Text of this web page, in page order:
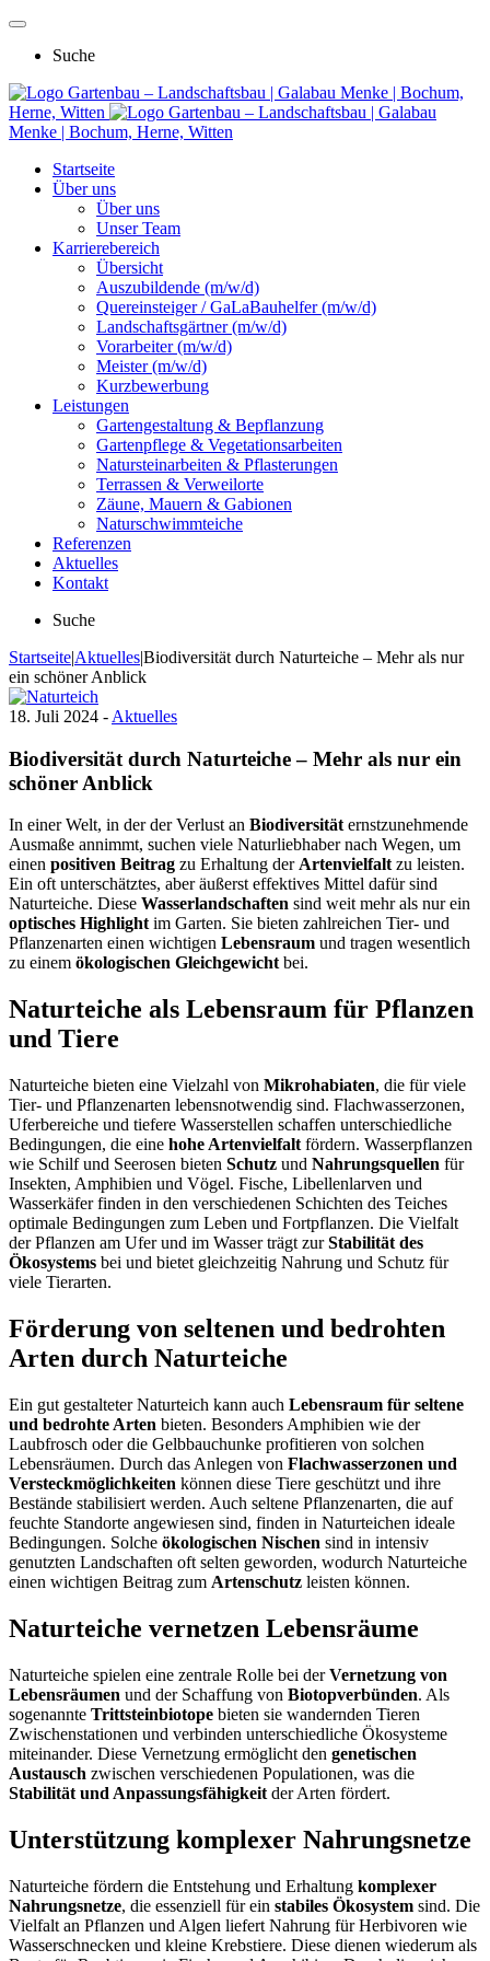
Suche
Gartenbau – Landschaftsbau | Galabau Menke | Bochum,
Herne, Witten
Gartenbau – Landschaftsbau | Galabau
Menke | Bochum, Herne, Witten
Startseite
Über uns
Über uns
Unser Team
Karrierebereich
Übersicht
Auszubildende (m/w/d)
Quereinsteiger / GaLaBauhelfer (m/w/d)
Landschaftsgärtner (m/w/d)
Vorarbeiter (m/w/d)
Meister (m/w/d)
Kurzbewerbung
Leistungen
Gartengestaltung & Bepflanzung
Gartenpflege & Vegetationsarbeiten
Natursteinarbeiten & Pflasterungen
Terrassen & Verweilorte
Zäune, Mauern & Gabionen
Naturschwimmteiche
Referenzen
Aktuelles
Kontakt
Suche
Startseite|Aktuelles|Biodiversität durch Naturteiche – Mehr als nur
ein schöner Anblick
18. Juli 2024 - Aktuelles
Biodiversität durch Naturteiche – Mehr als nur ein
schöner Anblick
In einer Welt, in der der Verlust an Biodiversitäternstzunehmende
Ausmaße annimmt, suchen viele Naturliebhaber nach Wegen, um
einen positiven Beitrag zu Erhaltung derArtenvielfaltzu leisten.
Ein oft unterschätztes, aber äußerst effektives Mittel dafür sind
Naturteiche. Diese Wasserlandschaften sind weit mehr als nur ein
optisches Highlightim Garten. Sie bieten zahlreichen Tier- und
Pflanzenarten einen wichtigen Lebensraum und tragen wesentlich
zu einem ökologischen Gleichgewichtbei.
Naturteiche als Lebensraum für Pflanzen
und Tiere
Naturteiche bieten eine Vielzahl von Mikrohabiaten, die für viele
Tier- und Pflanzenarten lebensnotwendig sind. Flachwasserzonen,
Uferbereiche und tiefere Wasserstellen schaffen unterschiedliche
Bedingungen, die eine hohe Artenvielfalt fördern. Wasserpflanzen
wie Schilf und Seerosen bieten Schutz und Nahrungsquellen für
Insekten, Amphibien und Vögel. Fische, Libellenlarven und
Wasserkäfer finden in den verschiedenen Schichten des Teiches
optimale Bedingungen zum Leben und Fortpflanzen. Die Vielfalt
der Pflanzen am Ufer und im Wasser trägt zurStabilität des
Ökosystems bei und bietet gleichzeitig Nahrung und Schutz für
viele Tierarten.
Förderung von seltenen und bedrohten
Arten durch Naturteiche
Ein gut gestalteter Naturteich kann auch Lebensraum für seltene
und bedrohte Arten bieten. Besonders Amphibien wie der
Laubfrosch oder die Gelbbauchunke profitieren von solchen
Lebensräumen. Durch das Anlegen von Flachwasserzonen und
Versteckmöglichkeiten können diese Tiere geschützt und ihre
Bestände stabilisiert werden. Auch seltene Pflanzenarten, die auf
feuchte Standorte angewiesen sind, finden in Naturteichen ideale
Bedingungen. Solche ökologischen Nischen sind in intensiv
genutzten Landschaften oft selten geworden, wodurch Naturteiche
einen wichtigen Beitrag zum Artenschutz leisten können.
Naturteiche vernetzen Lebensräume
Naturteiche spielen eine zentrale Rolle bei derVernetzung von
Lebensräumen und der Schaffung von Biotopverbünden. Als
sogenannte Trittsteinbiotope bieten sie wandernden Tieren
Zwischenstationen und verbinden unterschiedliche Ökosysteme
miteinander. Diese Vernetzung ermöglicht den genetischen
Austausch zwischen verschiedenen Populationen, was die
Stabilität und Anpassungsfähigkeit der Arten fördert.
Unterstützung komplexer Nahrungsnetze
Naturteiche fördern die Entstehung und Erhaltung komplexer
Nahrungsnetze, die essenziell für ein stabiles Ökosystem sind. Die
Vielfalt an Pflanzen und Algen liefert Nahrung für Herbivoren wie
Wasserschnecken und kleine Krebstiere. Diese dienen wiederum als